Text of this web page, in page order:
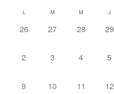
date.
Calendrier
de
L M M J
0
26
0
27
0
28
0
29
0
2
0
3
0
4
0
5
0
9
0
10
0
11
0
12